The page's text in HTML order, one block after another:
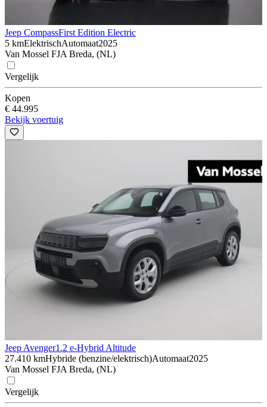
Jeep CompassFirst Edition Electric
5 kmElektrischAutomaat2025
Van Mossel FJA Breda, (NL)
Vergelijk
Kopen
€ 44.995
Bekijk voertuig
Jeep Avenger1.2 e-Hybrid Altitude
27.410 kmHybride (benzine/elektrisch)Automaat2025
Van Mossel FJA Breda, (NL)
Vergelijk